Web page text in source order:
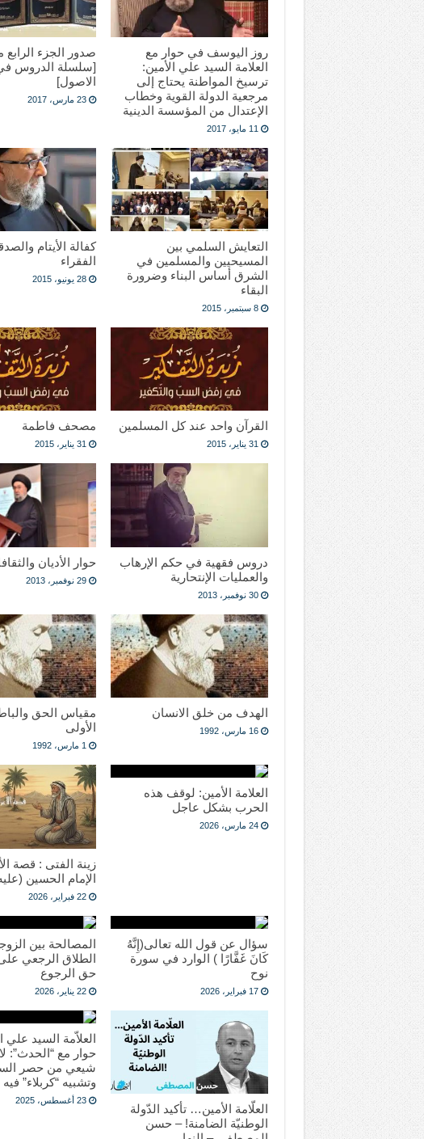
روز اليوسف في حوار مع
العلامة السيد علي الأمين:
ترسيخ المواطنة يحتاج إلى
مرجعية الدولة القوية وخطاب
الإعتدال من المؤسسة الدينية
11 مايو، 2017
صدور الجزء
[سلسلة الدروس
الاصول]
23 مارس، 2017
التعايش السلمي بين
المسيحيين والمسلمين في
الشرق أساس البناء وضرورة
البقاء
8 سبتمبر، 2015
كفالة الأيتام
الفقراء
28 يونيو، 2015
القرآن واحد عند كل المسلمين
31 يناير، 2015
مصحف فاطمة
31 يناير، 2015
دروس فقهية في حكم الإرهاب
والعمليات الإنتحارية
30 نوفمبر، 2013
حوار الأديان
29 نوفمبر، 2013
الهدف من خلق الانسان
16 مارس، 1992
مقياس الحق
الأولى
1 مارس، 1992
العلامة الأمين: لوقف هذه
الحرب بشكل عاجل
24 مارس، 2026
زينة الفتى : قصة
الإمام الحسين
22 فبراير، 2026
سؤال عن قول الله تعالى(إِنَّهُ
كَانَ غَفَّارًا ) الوارد في سورة
نوح
17 فبراير، 2026
المصالحة بين
الطلاق الرجعي
حق الرجوع
22 يناير، 2026
العلّامة الأمين… تأكيد الدّولة
الوطنيّة الضامنة! – حسن
العلاّمة السيد علي
حوار مع “الحدث”:
شيعي من حصر
وتشبيه “كربلاء”
23 أغسطس، 2025